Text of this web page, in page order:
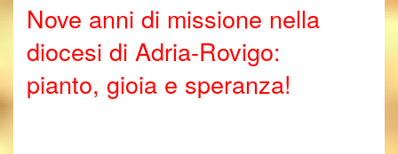
Nove anni di missione nella
diocesi di Adria-Rovigo:
pianto, gioia e speranza!